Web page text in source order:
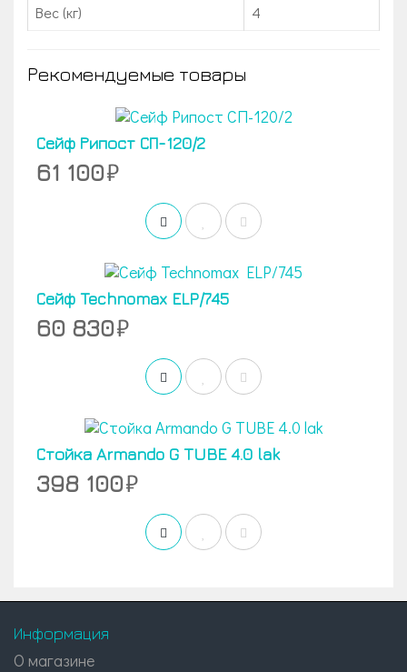
Вес (кг)
4
Рекомендуемые товары
Сейф Рипост СП-120/2
61 100
Сейф Technomax ELP/745
60 830
Стойка Armando G TUBE 4.0 lak
398 100
Информация
О магазине